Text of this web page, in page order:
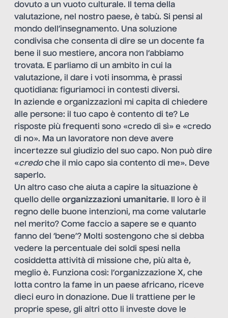
dovuto a un vuoto culturale. Il tema della
valutazione, nel nostro paese, è tabù. Si pensi al
mondo dell’insegnamento. Una soluzione
condivisa che consenta di dire se un docente fa
bene il suo mestiere, ancora non l’abbiamo
trovata. E parliamo di un ambito in cui la
valutazione, il dare i voti insomma, è prassi
quotidiana: figuriamoci in contesti diversi.
In aziende e organizzazioni mi capita di chiedere
alle persone: il tuo capo è contento di te? Le
risposte più frequenti sono «credo di sì» e «credo
di no». Ma un lavoratore non deve avere
incertezze sul giudizio del suo capo. Non può dire
«credoche il mio capo sia contento di me». Deve
saperlo.
Un altro caso che aiuta a capire la situazione è
quello delle organizzazioni umanitarie. Il loro è il
regno delle buone intenzioni, ma come valutarle
nel merito? Come faccio a sapere se e quanto
fanno del ‘bene’? Molti sostengono che si debba
vedere la percentuale dei soldi spesi nella
cosiddetta attività di missione che, più alta è,
meglio è. Funziona così: l’organizzazione X, che
lotta contro la fame in un paese africano, riceve
dieci euro in donazione. Due li trattiene per le
proprie spese, gli altri otto li investe dove le